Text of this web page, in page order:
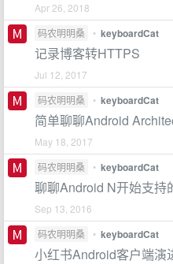
Apr 26, 2018
码农明明桑
• keyboardCat
记录博客转HTTPS
Jul 12, 2017
码农明明桑
• keyboardCat
简单聊聊Android
May 18, 2017
码农明明桑
• keyboardCat
聊聊Android N开始支持
Sep 13, 2016
码农明明桑
• keyboardCat
小红书Android客户端演